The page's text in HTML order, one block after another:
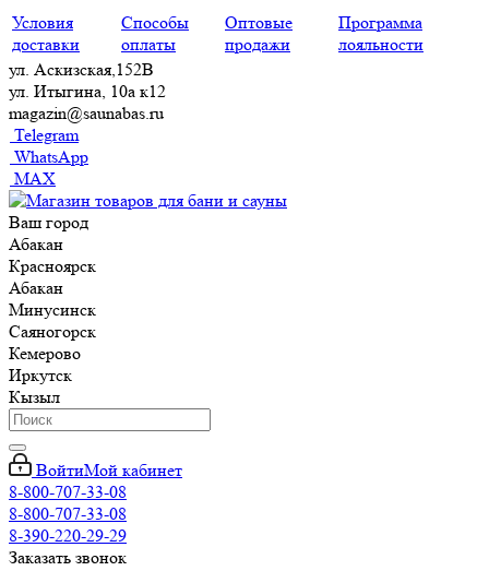
Условия
доставки
Способы
оплаты
Оптовые
продажи
Программа
лояльности
ул. Аскизская,152В
ул. Итыгина, 10а к12
magazin@saunabas.ru
Telegram
WhatsApp
MAX
Ваш город
Абакан
Красноярск
Абакан
Минусинск
Саяногорск
Кемерово
Иркутск
Кызыл
ВойтиМой кабинет
8-800-707-33-08
8-800-707-33-08
8-390-220-29-29
Заказать звонок